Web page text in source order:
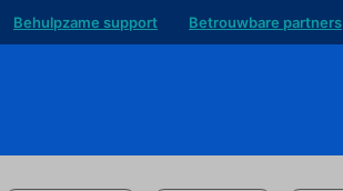
Behulpzame support Betrouwbare partners